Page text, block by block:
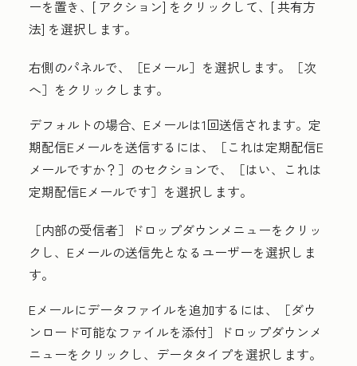
ーを置き、[ アクション] をクリックして、[共有方
法] を選択します。
右側のパネルで、［Eメール］ を選択します。［次
へ］ をクリックします。
デフォルトの場合、Eメールは1回送信されます。定
期配信Eメールを送信するには、
［これは定期配信E
メールですか？］のセクションで、［はい、これは
定期配信Eメールです］ を選択します。
［内部の受信者］
ドロップダウンメニューをクリッ
クし、Eメールの送信先となるユーザーを選択しま
す。
Eメールにデータファイルを追加するには、［ダウ
ンロード可能なファイルを添付］
ドロップダウンメ
ニューをクリックし、 データタイプを選択します。